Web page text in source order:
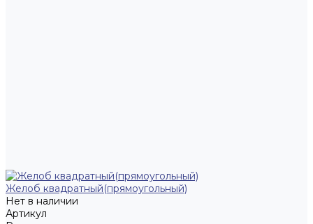
Желоб квадратный(прямоугольный)
Нет в наличии
Артикул